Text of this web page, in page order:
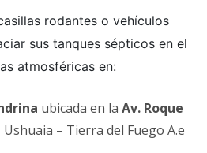
rodantes o vehículos
sus tanques sépticos en el
atmosféricas en:
ubicada en la Av. Roque
Ushuaia – Tierra del Fuego A.e